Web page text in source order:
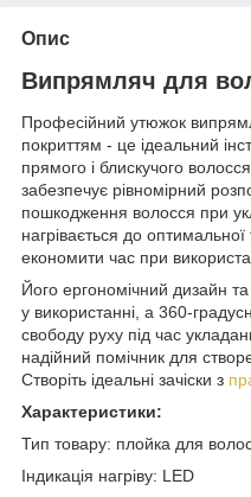
Опис
Випрямляч для
Професійний утюжок
покриттям - це ідеальний
прямого і блискучого
забезпечує рівномірний
пошкодження волосся при
нагрівається до
економити час при
Його ергономічний дизайн
у використанні, а 360-
свободу руху під час
надійний помічник для
Створіть ідеальні зачіски з
Характеристики:
Тип товару: плойка для
Індикація нагріву: LED